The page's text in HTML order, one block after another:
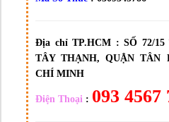
Địa chỉ TP.HCM : SỐ 72/
TÂY THẠNH, QUẬN TÂN
CHÍ MINH
Điện Thoại : 093 4567